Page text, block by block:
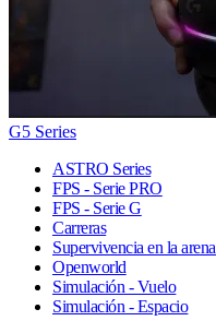
G5 Series
ASTRO Series
FPS - Serie PRO
FPS - Serie G
Carreras
Supervivencia en la arena
Openworld
Simulación - Vuelo
Simulación - Espacio